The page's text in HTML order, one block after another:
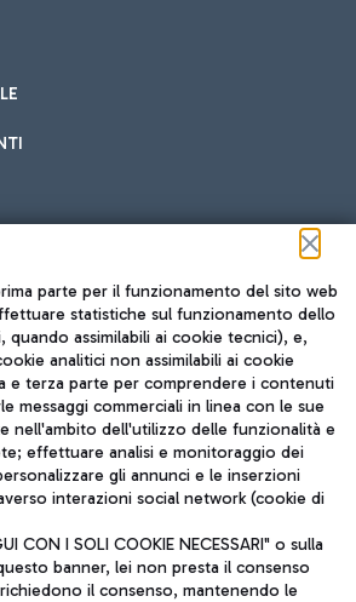
e approfitta della vicinanza
più facile spostarsi
l'aeroporto di Fiumicino da Roma
Trenitalia.
TRAVEL JOURNAL
ITA
parte per il funzionamento del sito web
statistiche sul funzionamento dello
quando assimilabili ai cookie tecnici), e,
analitici non assimilabili ai cookie
e terza parte per comprendere i contenuti
messaggi commerciali in linea con le sue
nell'ambito dell'utilizzo delle funzionalità e
effettuare analisi e monitoraggio dei
gli annunci e le inserzioni
interazioni social network (cookie di
CON I SOLI COOKIE NECESSARI" o sulla
banner, lei non presta il consenso
il consenso, mantenendo le